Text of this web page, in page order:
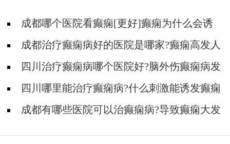
成都哪个医院看癫痫[更好]癫痫为什么会诱
发? 成都治疗癫痫病好的医院是哪家?癫痫高发人
群有哪些?
四川治疗癫痫病哪个医院好?脑外伤癫痫病发
作的原因有那哪些?
四川哪里能治疗癫痫病?什么刺激能诱发癫痫
病? 成都有哪些医院可以治癫痫病?导致癫痫大发